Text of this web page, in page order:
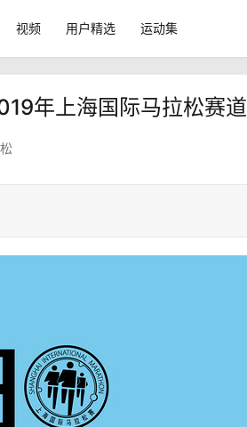
视频 用户精选 运动集
年上海国际马拉松赛道